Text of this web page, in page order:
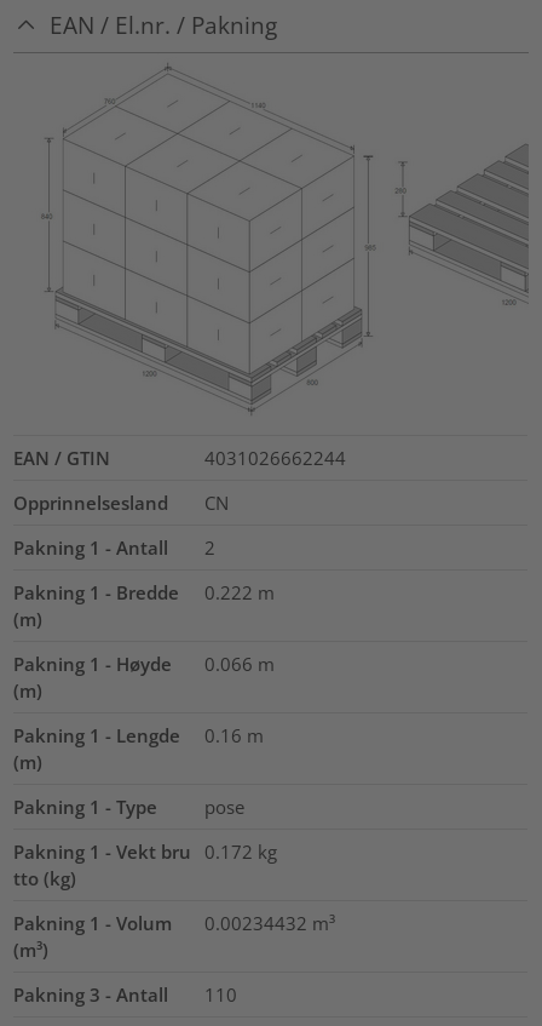
EAN / El.nr. / Pakning
EAN / GTIN
4031026662244
Opprinnelsesland
CN
Pakning 1 - Antall
2
Pakning 1 - Bredde
(m)
0.222 m
Pakning 1 - Høyde
(m)
0.066 m
Pakning 1 - Lengde
(m)
0.16 m
Pakning 1 - Type
pose
Pakning 1 - Vekt bru
tto (kg)
0.172 kg
Pakning 1 - Volum
(m³)
0.00234432 m³
Pakning 3 - Antall
110